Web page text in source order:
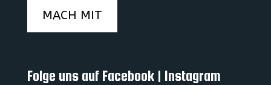
MACH MIT
Folge uns auf Facebook | Instagram